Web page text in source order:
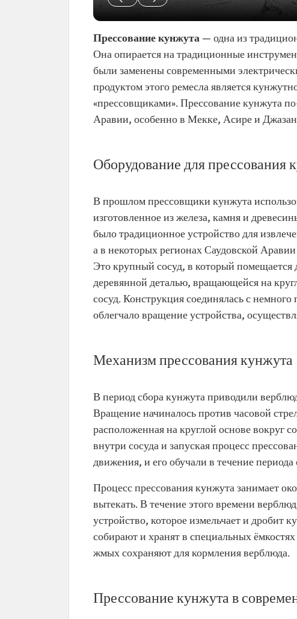
Прессование кунжута — одна из
Она опирается на традиционные
были заменены современными
продуктом этого ремесла является
«прессовщиками». Прессование кунжута
Аравии, особенно в Мекке, Асире и
Оборудование для прессования
В прошлом прессовщики кунжута
изготовленное из железа, камня и
было традиционное устройство для
а в некоторых регионах Саудовской
Это крупный сосуд, в который помещается
деревянной деталью, вращающейся на
сосуд. Конструкция соединялась с
облегчало вращение устройства,
Механизм прессования кунжута
В период сбора кунжута приводили
Вращение начиналось против часовой
расположенная на круглой основе вокруг
внутри сосуда и запуская процесс
движения, и его обучали в течение
Процесс прессования кунжута занимает
вытекать. В течение этого времени
устройство, которое измельчает и дробит
собирают и хранят в специальных
жмых сохраняют для кормления верблюда.
Прессование кунжута в